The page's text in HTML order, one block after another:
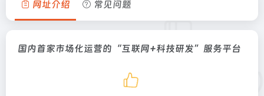
网址介绍 常见问题
国内首家市场化运营的“互联网+科技研发”服务平台